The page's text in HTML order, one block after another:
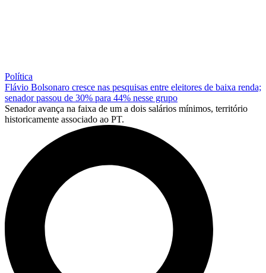
Política
Flávio Bolsonaro cresce nas pesquisas entre eleitores de baixa renda;
senador passou de 30% para 44% nesse grupo
Senador avança na faixa de um a dois salários mínimos, território
historicamente associado ao PT.